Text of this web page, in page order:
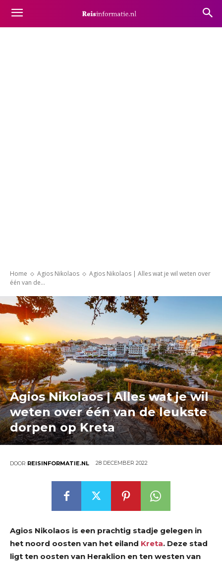
Home Agios Nikolaos
Agios Nikolaos | Alles wat je wil weten over
één van de...
Agios Nikolaos | Alles wat je wil
weten over één van de leukste
dorpen op Kreta
DOOR REISINFORMATIE.NL 28 DECEMBER 2022
Agios Nikolaos is een prachtig stadje gelegen in
het noord oosten van het eiland Kreta. Deze stad
ligt ten oosten van Heraklion en ten westen van